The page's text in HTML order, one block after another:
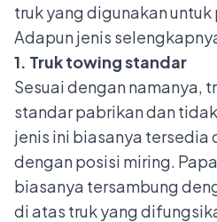
truk yang digunakan
Adapun jenis
1. Truk towing standar
Sesuai dengan namanya,
standar pabrikan dan
jenis ini biasanya tersedia
dengan posisi miring.
biasanya tersambung
di atas truk yang